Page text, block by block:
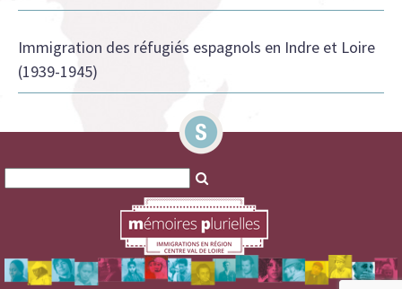
Immigration des réfugiés espagnols en Indre et Loire
(1939-1945)
Search
for:
Search